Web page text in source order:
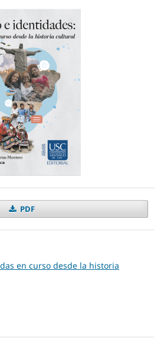
PDF
en curso desde la historia